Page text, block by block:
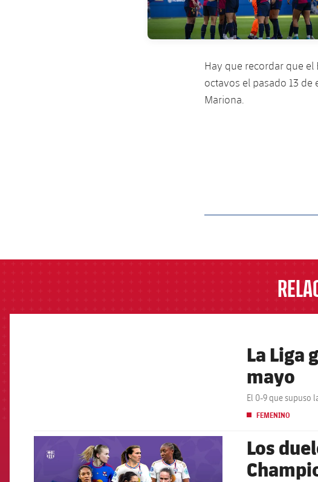
Hay que recordar que
octavos el pasado 13 de
Mariona.
La Liga
mayo
El 0-9 que supuso
FEMENINO
Los